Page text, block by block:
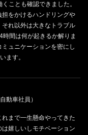
ことも確認できました。
をかけるハンドリングや
れ以外は大きなトラブル
間は何が起きるか解りま
ュニケーションを密にし
ます。
動車社員）
まで一生懸命やってきた
嬉しいしモチベーション